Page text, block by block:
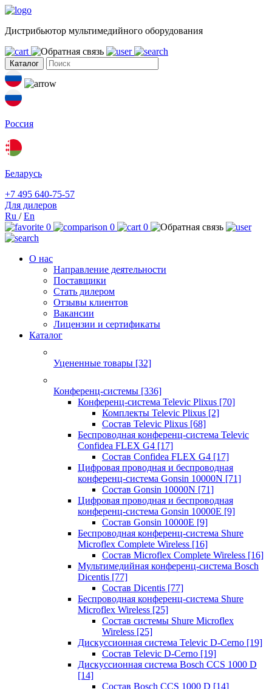
Дистрибьютор мультимедийного оборудования
Каталог
Россия
Беларусь
+7 495 640-75-57
Для дилеров
Ru /En
0
0 0
О нас
Направление деятельности
Поставщики
Стать дилером
Отзывы клиентов
Вакансии
Лицензии и сертификаты
Каталог
Уцененные товары [32]
Конференц-системы [336]
Конференц-система Televic Plixus [70]
Комплекты Televic Plixus [2]
Состав Televic Plixus [68]
Беспроводная конференц-система Televic
Confidea FLEX G4 [17]
Состав Confidea FLEX G4 [17]
Цифровая проводная и беспроводная
конференц-система Gonsin 10000N [71]
Состав Gonsin 10000N [71]
Цифровая проводная и беспроводная
конференц-система Gonsin 10000E [9]
Состав Gonsin 10000E [9]
Беспроводная конференц-система Shure
Microflex Complete Wireless [16]
Состав Microflex Complete Wireless [16]
Мультимедийная конференц-система Bosch
Dicentis [77]
Состав Dicentis [77]
Беспроводная конференц-система Shure
Microflex Wireless [25]
Состав системы Shure Microflex
Wireless [25]
Дискуссионная система Televic D-Cerno [19]
Состав Televic D-Cerno [19]
Дискуссионная система Bosch CCS 1000 D
[14]
Состав Bosch CCS 1000 D [14]